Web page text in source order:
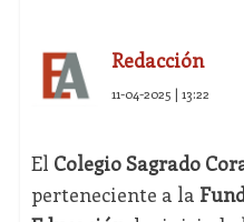
Redacción
11-04-2025 | 13:22
El Colegio Sagrado
perteneciente a la